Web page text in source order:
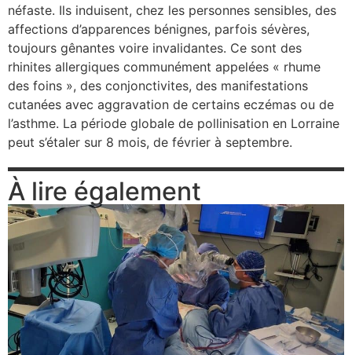
néfaste. Ils induisent, chez les personnes sensibles, des
affections d’apparences bénignes, parfois sévères,
toujours gênantes voire invalidantes. Ce sont des
rhinites allergiques communément appelées « rhume
des foins », des conjonctivites, des manifestations
cutanées avec aggravation de certains eczémas ou de
l’asthme. La période globale de pollinisation en Lorraine
peut s’étaler sur 8 mois, de février à septembre.
À lire également